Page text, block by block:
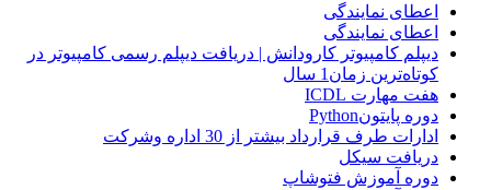
اعطای نمایندگی
اعطای نمایندگی
دیپلم کامپیوتر کارودانش | دریافت دیپلم رسمی کامپیوتر در
کوتاه‌ترین زمان1 سال
هفت مهارت ICDL
دوره پایتونPython
ادارات طرف قرارداد بیشتر از 30 اداره وشرکت
دریافت سیکل
دوره آموزش فتوشاپ